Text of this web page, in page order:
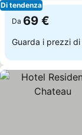
Di tendenza
Da 69 €
Guarda i prezzi di